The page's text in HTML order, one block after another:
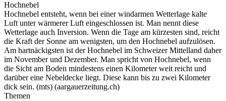
Hochnebel
Hochnebel entsteht, wenn bei einer windarmen Wetterlage kalte
Luft unter wärmerer Luft eingeschlossen ist. Man nennt diese
Wetterlage auch Inversion. Wenn die Tage am kürzesten sind, reicht
die Kraft der Sonne am wenigsten, um den Hochnebel aufzulösen.
Am hartnäckigsten ist der Hochnebel im Schweizer Mittelland daher
im November und Dezember. Man spricht von Hochnebel, wenn
die Sicht am Boden mindestens einen Kilometer weit reicht und
darüber eine Nebeldecke liegt. Diese kann bis zu zwei Kilometer
dick sein. (mts) (aargauerzeitung.ch)
Themen